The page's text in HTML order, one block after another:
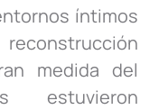
íntimos
medida del
estuvieron